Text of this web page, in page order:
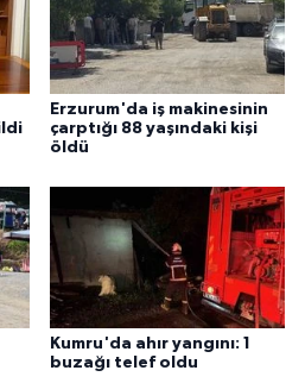
Erzurum'da iş makinesinin
çarptığı 88 yaşındaki kişi
öldü
Kumru'da ahır yangını: 1
buzağı telef oldu